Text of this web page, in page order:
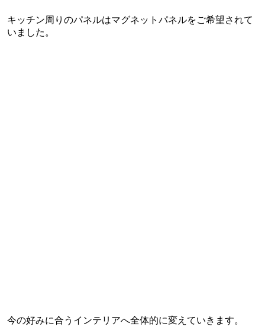
キッチン周りのパネルはマグネットパネルをご希望されて
いました。
今の好みに合うインテリアへ全体的に変えていきます。